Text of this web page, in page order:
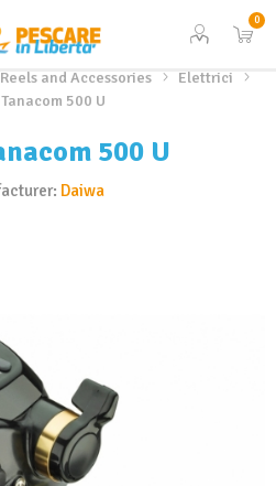
0
Reels and Accessories
Elettrici
500 U
500 U
Daiwa